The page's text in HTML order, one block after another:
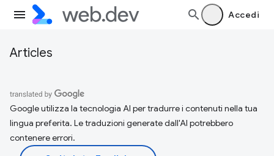
Accedi
Articles
Google utilizza la tecnologia AI per tradurre i contenuti nella tua
lingua preferita. Le traduzioni generate dall'AI potrebbero
contenere errori.